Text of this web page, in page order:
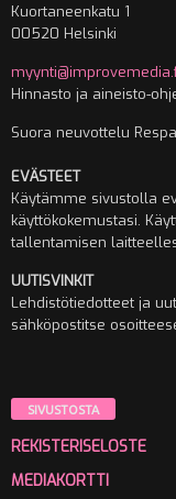
Kuortaneenkatu 1
00520 Helsinki
Hinnasto ja aineisto-
Suora neuvottelu
EVÄSTEET
Käytämme sivustolla
käyttökokemustasi.
tallentamisen
UUTISVINKIT
Lehdistötiedotteet ja
sähköpostitse
SIVUSTOSTA
REKISTERISELOSTE
MEDIAKORTTI